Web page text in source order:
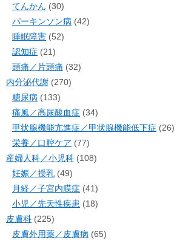
てんかん (30)
パーキンソン病 (42)
睡眠障害 (52)
認知症 (21)
頭痛／片頭痛 (32)
内分泌代謝 (270)
糖尿病 (133)
痛風／高尿酸血症 (34)
甲状腺機能亢進症／甲状腺機能低下症 (26)
栄養／口腔ケア (77)
産婦人科／小児科 (108)
妊娠／授乳 (49)
月経／子宮内膜症 (41)
小児／先天性疾患 (18)
皮膚科 (225)
皮膚外用薬／皮膚病 (65)